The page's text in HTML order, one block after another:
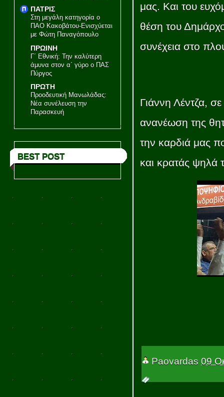
ΠΑΤΡΙΣ
Στη μεγάλη κατηγορία ο
ΠΑΟ Κακοβάτου-Ενισχύεται
με Φώτη Παναγόπουλο
ΠΡΩΙΝΗ
Γ΄ Εθνική: Την καλύτερη
άμυνα στον α΄ γύρο ο ΠΑΣ
Πύργος
ΠΡΩΤΗ
Προοδευτική Μανωλάδας:
Νέα συνέλευση την
Παρασκευή
BEST POST
μας. Και του
θέση του
συνέχεια στο
Γιάννη Λέντζα,
ανανέωση της
την καρδιά μας
και κρατάς
Paovardas 09